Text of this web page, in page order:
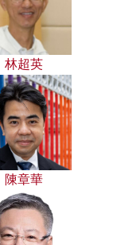
林超英
陳章華